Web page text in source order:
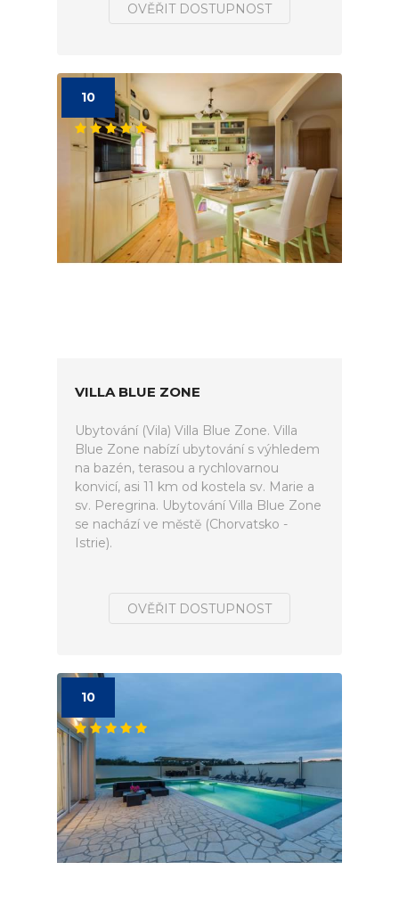
OVĚŘIT DOSTUPNOST
10
VILLA BLUE ZONE
Ubytování (Vila) Villa Blue Zone. Villa
Blue Zone nabízí ubytování s výhledem
na bazén, terasou a rychlovarnou
konvicí, asi 11 km od kostela sv. Marie a
sv. Peregrina. Ubytování Villa Blue Zone
se nachází ve městě (Chorvatsko -
Istrie).
OVĚŘIT DOSTUPNOST
10